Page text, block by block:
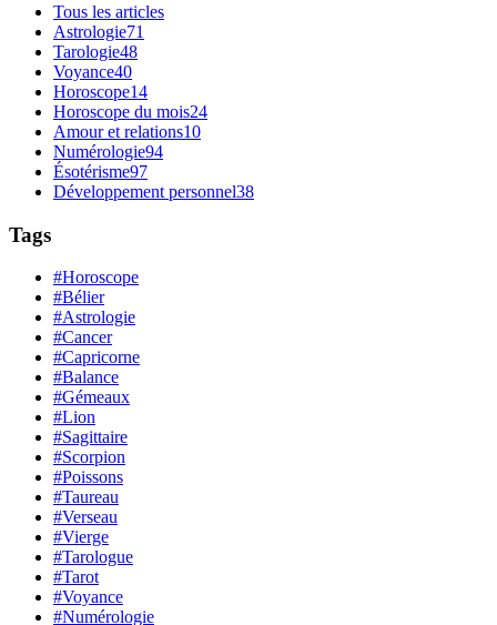
Tous les articles
Astrologie71
Tarologie48
Voyance40
Horoscope14
Horoscope du mois24
Amour et relations10
Numérologie94
Ésotérisme97
Développement personnel38
Tags
#Horoscope
#Bélier
#Astrologie
#Cancer
#Capricorne
#Balance
#Gémeaux
#Lion
#Sagittaire
#Scorpion
#Poissons
#Taureau
#Verseau
#Vierge
#Tarologue
#Tarot
#Voyance
#Numérologie